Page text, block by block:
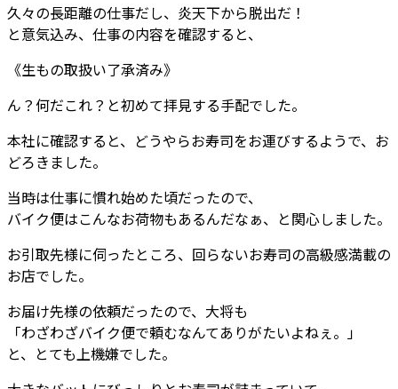
久々の長距離の仕事だし、炎天下から脱出だ！
と意気込み、仕事の内容を確認すると、
《生もの取扱い了承済み》
ん？何だこれ？と初めて拝見する手配でした。
本社に確認すると、どうやらお寿司をお運びするようで、お
どろきました。
当時は仕事に慣れ始めた頃だったので、
バイク便はこんなお荷物もあるんだなぁ、と関心しました。
お引取先様に伺ったところ、回らないお寿司の高級感満載の
お店でした。
お届け先様の依頼だったので、大将も
「わざわざバイク便で頼むなんてありがたいよねぇ。」
と、とても上機嫌でした。